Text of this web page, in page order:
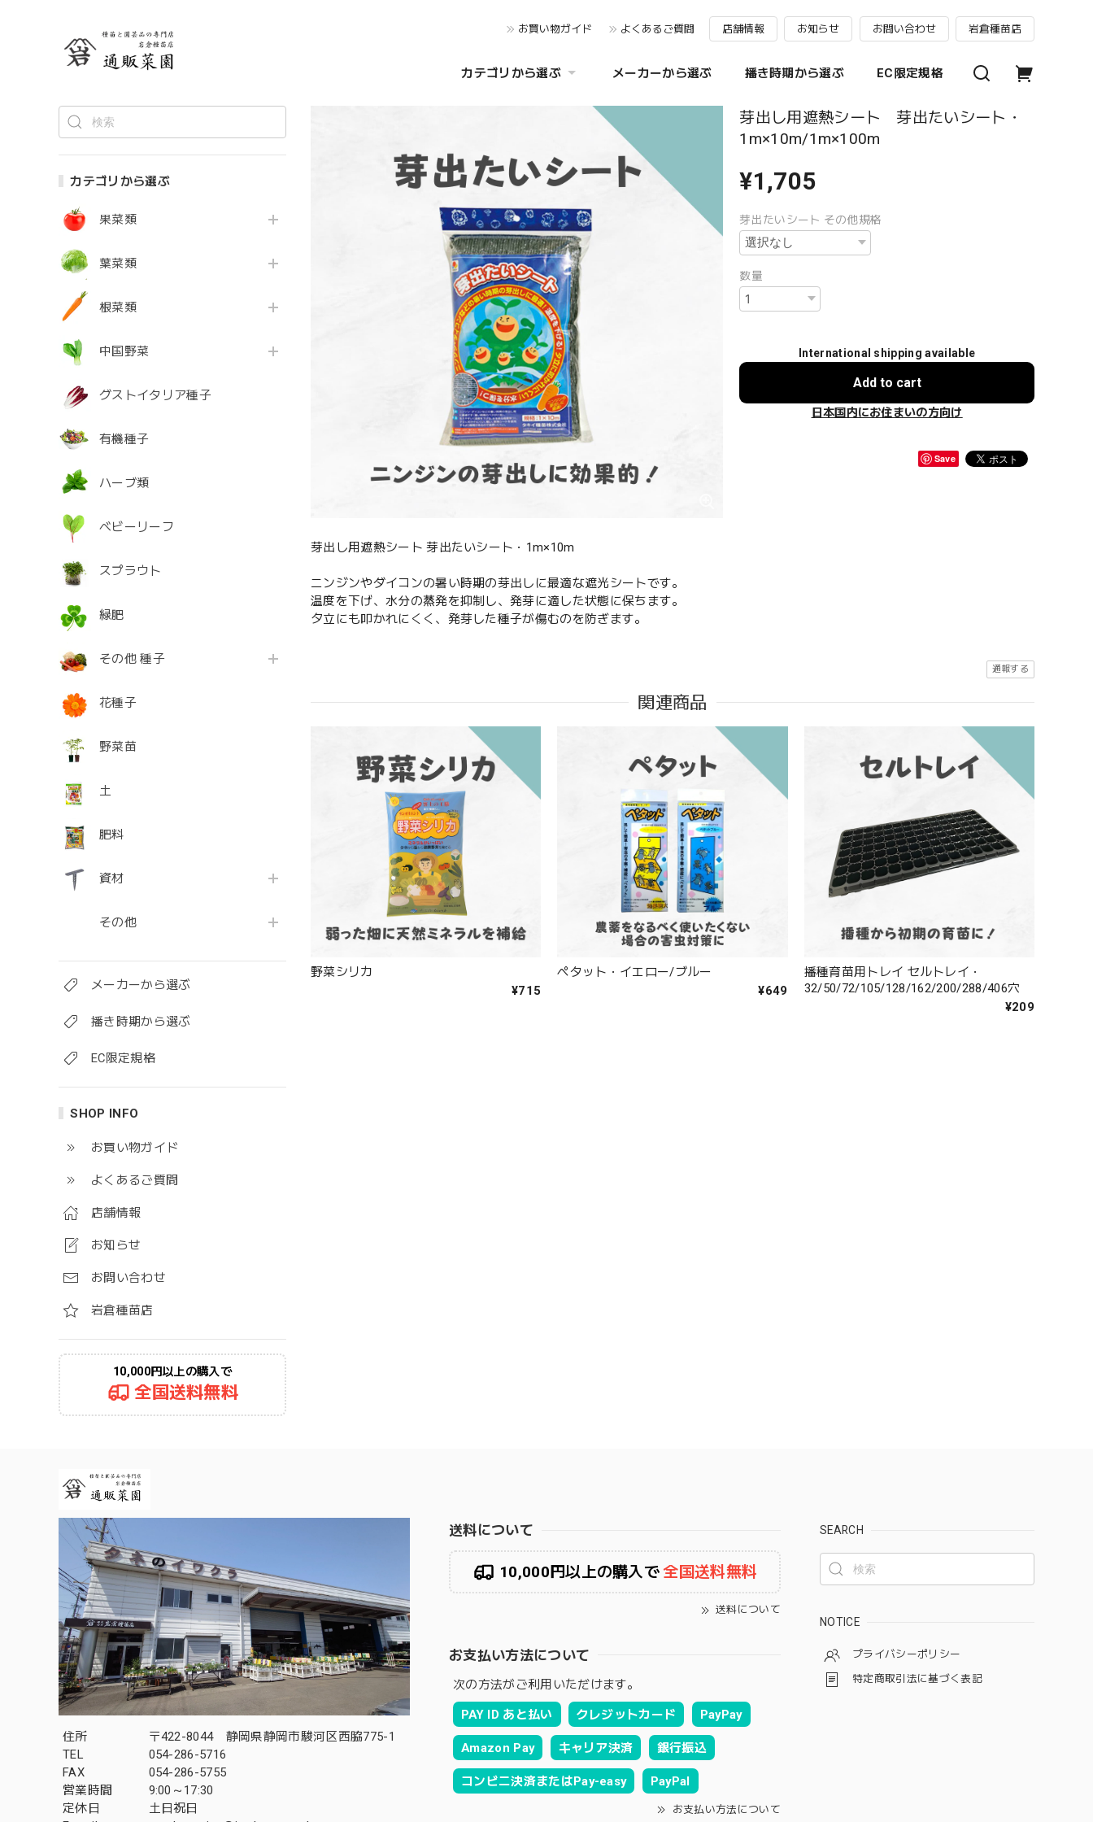
お買い物ガイド よくあるご質問 店舗情報 お知らせ お問い合わせ 岩倉種苗店
カテゴリから選ぶ メーカーから選ぶ 播き時期から選ぶ EC限定規格
カテゴリから選ぶ
果菜類
葉菜類
根菜類
中国野菜
グストイタリア種子
有機種子
ハーブ類
ベビーリーフ
スプラウト
緑肥
その他 種子
花種子
野菜苗
土
肥料
資材
その他
メーカーから選ぶ
播き時期から選ぶ
EC限定規格
SHOP INFO
お買い物ガイド
よくあるご質問
店舗情報
お知らせ
お問い合わせ
岩倉種苗店
10,000円以上の購入で
全国送料無料
芽出し用遮熱シート 芽出たいシート・
1m×10m/1m×100m
¥1,705
芽出たいシート その他規格
数量
International shipping available
Add to cart
日本国内にお住まいの方向け
Save
芽出し用遮熱シート 芽出たいシート・1m×10m
ニンジンやダイコンの暑い時期の芽出しに最適な遮光シートです。
温度を下げ、水分の蒸発を抑制し、発芽に適した状態に保ちます。
夕立にも叩かれにくく、発芽した種子が傷むのを防ぎます。
通報する
関連商品
野菜シリカ
¥715
ペタット・イエロー/ブルー
¥649
播種育苗用トレイ セルトレイ・
32/50/72/105/128/162/200/288/406穴
¥209
住所
〒422-8044 静岡県静岡市駿河区西脇775-1
TEL
054-286-5716
FAX
054-286-5755
営業時間
9:00～17:30
定休日
土日祝日
送料について
10,000円以上の購入で全国送料無料
送料について
お支払い方法について
次の方法がご利用いただけます。
PAY ID あと払い クレジットカード PayPay
Amazon Pay キャリア決済 銀行振込
コンビニ決済またはPay-easy PayPal
お支払い方法について
SEARCH
NOTICE
プライバシーポリシー
特定商取引法に基づく表記